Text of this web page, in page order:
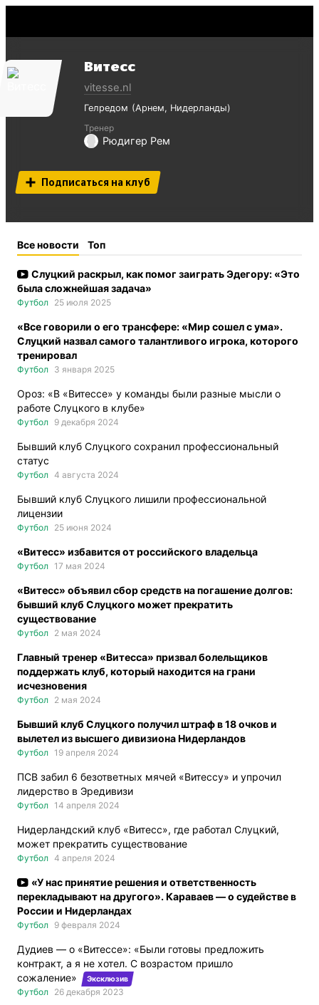
Витесс
vitesse.nl
Гелредом Арнем
Нидерланды
Тренер
Рюдигер Рем
Подписаться на клуб
Все новости Топ
Слуцкий раскрыл, как помог заиграть Эдегору: «Это
была сложнейшая задача»
Футбол 25 июля 2025
«Все говорили о его трансфере: «Мир сошел с ума».
Слуцкий назвал самого талантливого игрока, которого
тренировал
Футбол 3 января 2025
Ороз: «В «Витессе» у команды были разные мысли о
работе Слуцкого в клубе»
Футбол 9 декабря 2024
Бывший клуб Слуцкого сохранил профессиональный
статус
Футбол 4 августа 2024
Бывший клуб Слуцкого лишили профессиональной
лицензии
Футбол 25 июня 2024
«Витесс» избавится от российского владельца
Футбол 17 мая 2024
«Витесс» объявил сбор средств на погашение долгов:
бывший клуб Слуцкого может прекратить
существование
Футбол 2 мая 2024
Главный тренер «Витесса» призвал болельщиков
поддержать клуб, который находится на грани
исчезновения
Футбол 2 мая 2024
Бывший клуб Слуцкого получил штраф в 18 очков и
вылетел из высшего дивизиона Нидерландов
Футбол 19 апреля 2024
ПСВ забил 6 безответных мячей «Витессу» и упрочил
лидерство в Эредивизи
Футбол 14 апреля 2024
Нидерландский клуб «Витесс», где работал Слуцкий,
может прекратить существование
Футбол 4 апреля 2024
«У нас принятие решения и ответственность
перекладывают на другого». Караваев — о судействе в
России и Нидерландах
Футбол 9 февраля 2024
Дудиев — о «Витессе»: «Были готовы предложить
контракт, а я не хотел. С возрастом пришло
сожаление»
Эксклюзив
Футбол 26 декабря 2023